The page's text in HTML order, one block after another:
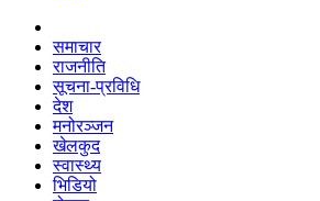
समाचार
राजनीति
सूचना-प्रविधि
देश
मनोरञ्जन
खेलकुद
स्वास्थ्य
भिडियो